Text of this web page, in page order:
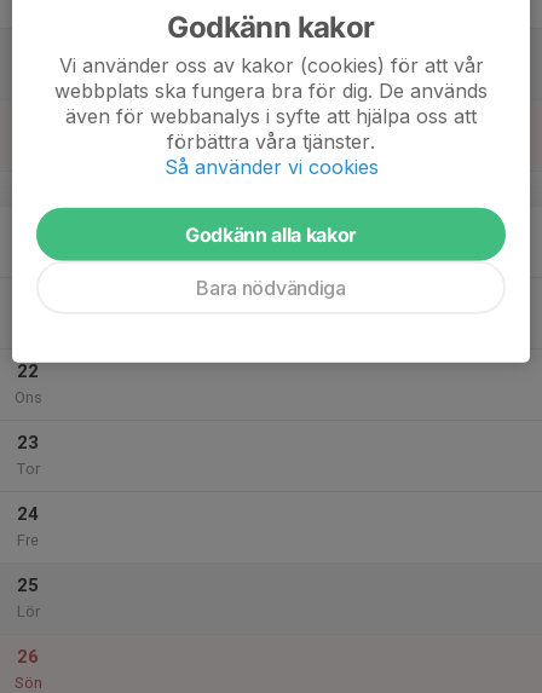
20
Mån
22
Ons
23
Tor
24
Fre
25
Lör
26
Sön
Godkänn kakor
Vi använder oss av kakor (cookies) för att vår
webbplats ska fungera bra för dig. De används
även för webbanalys i syfte att hjälpa oss att
förbättra våra tjänster.
Så använder vi cookies
Godkänn alla kakor
Bara nödvändiga